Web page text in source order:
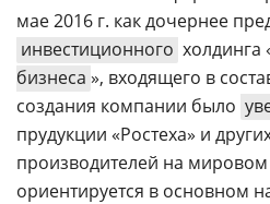
мае 2016 г. как дочернее
инвестиционного холдинга
бизнеса », входящего в
создания компании было
прудукции «Ростеха» и
производителей на
ориентируется в основном